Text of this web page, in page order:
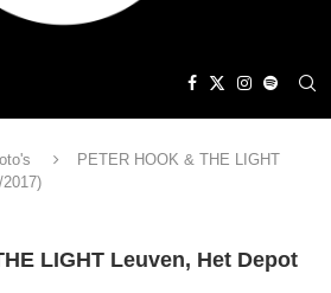
PETER HOOK & THE LIGHT
LIGHT Leuven, Het Depot